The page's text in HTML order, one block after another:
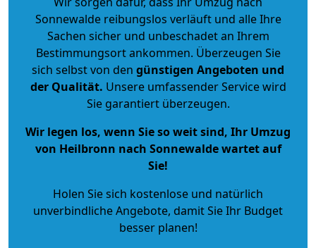
Sonnewalde reibungslos verläuft und alle Ihre
Sachen sicher und unbeschadet an Ihrem
Bestimmungsort ankommen. Überzeugen Sie
sich selbst von den günstigen Angeboten und
der Qualität. Unsere umfassender Service wird
Sie garantiert überzeugen.
Wir legen los, wenn Sie so weit sind, Ihr Umzug
von Heilbronn nach Sonnewalde wartet auf
Sie!
Holen Sie sich kostenlose und natürlich
unverbindliche Angebote, damit Sie Ihr Budget
besser planen!